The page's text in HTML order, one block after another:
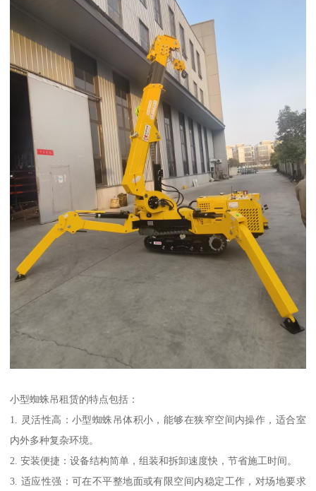
小型蜘蛛吊租赁的特点包括：
1. 灵活性高：小型蜘蛛吊体积小，能够在狭窄空间内操作，适合室
内外多种复杂环境。
2. 安装便捷：设备结构简单，组装和拆卸速度快，节省施工时间。
3. 适应性强：可在不平整地面或有限空间内稳定工作，对场地要求